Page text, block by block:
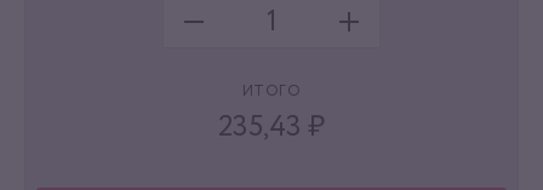
ИТОГО
235,43 ₽